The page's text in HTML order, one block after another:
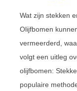
Wat zijn stekken
Olijfbomen
vermeerderd,
volgt een uitleg
olijfbomen:
populaire